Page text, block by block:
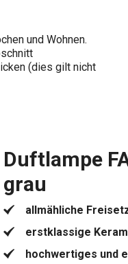
und Wohnen.
(dies gilt nichtFavoriten
Duftlampe
grau
allmähliche
erstklassige
hochwertiges und